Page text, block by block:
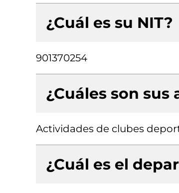
¿Cuál es su NIT?
901370254
¿Cuáles son
Actividades de clubes
¿Cuál es el